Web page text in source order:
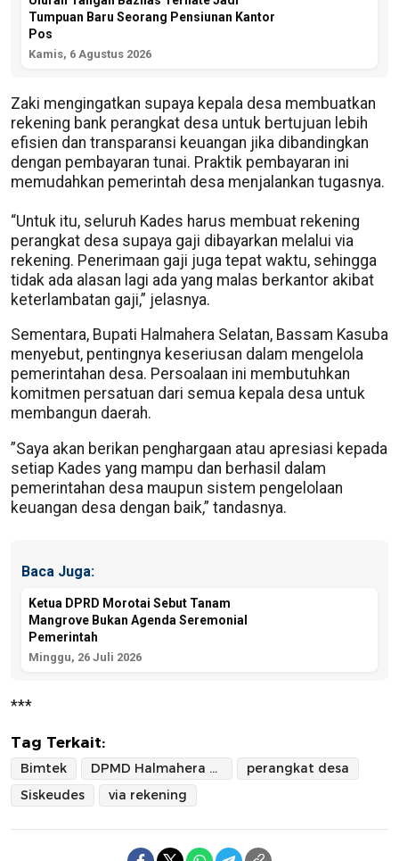
Tumpuan Baru Seorang Pensiunan Kantor
Pos
Kamis, 6 Agustus 2026
Zaki mengingatkan supaya kepala desa membuatkan
rekening bank perangkat desa untuk bertujuan lebih
efisien dan transparansi keuangan jika dibandingkan
dengan pembayaran tunai. Praktik pembayaran ini
memudahkan pemerintah desa menjalankan tugasnya.
“Untuk itu, seluruh Kades harus membuat rekening
perangkat desa supaya gaji dibayarkan melalui via
rekening. Penerimaan gaji juga tepat waktu, sehingga
tidak ada alasan lagi ada yang malas berkantor akibat
keterlambatan gaji,” jelasnya.
Sementara, Bupati Halmahera Selatan, Bassam Kasuba
menyebut, pentingnya keseriusan dalam mengelola
pemerintahan desa. Persoalaan ini membutuhkan
komitmen persatuan dari semua kepala desa untuk
membangun daerah.
‎”Saya akan berikan penghargaan atau apresiasi kepada
setiap Kades yang mampu dan berhasil dalam
pemerintahan desa maupun sistem pengelolaan
keuangan desa dengan baik,” tandasnya.
Baca Juga:
Ketua DPRD Morotai Sebut Tanam
Mangrove Bukan Agenda Seremonial
Pemerintah
Minggu, 26 Juli 2026
***
Tag Terkait:
Bimtek DPMD Halmahera Selatan
perangkat desa
Siskeudes
via rekening